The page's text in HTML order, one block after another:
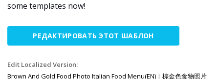
some templates now!
РЕДАКТИРОВАТЬ ЭТОТ ШАБЛОН
Edit Localized Version:
Brown And Gold Food Photo Italian Food Menu(EN) | 棕金色食物照片